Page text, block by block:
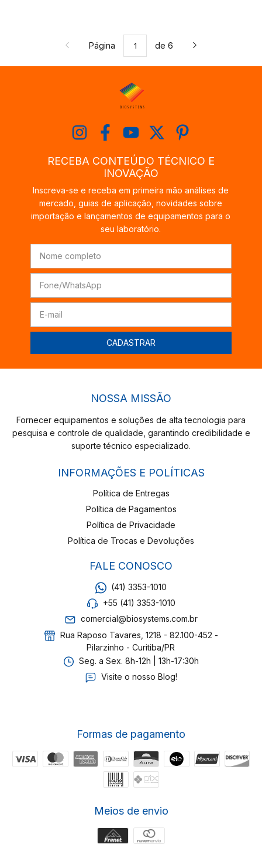
Página de 6
RECEBA CONTEÚDO TÉCNICO E
INOVAÇÃO
Inscreva-se e receba em primeira mão análises de
mercado, guias de aplicação, novidades sobre
importação e lançamentos de equipamentos para o
seu laboratório.
NOSSA MISSÃO
Fornecer equipamentos e soluções de alta tecnologia para
pesquisa e controle de qualidade, garantindo credibilidade e
suporte técnico especializado.
INFORMAÇÕES E POLÍTICAS
Política de Entregas
Política de Pagamentos
Política de Privacidade
Política de Trocas e Devoluções
FALE CONOSCO
(41) 3353-1010
+55 (41) 3353-1010
comercial@biosystems.com.br
Rua Raposo Tavares, 1218 - 82.100-452 -
Pilarzinho - Curitiba/PR
Seg. a Sex. 8h-12h | 13h-17:30h
Visite o nosso Blog!
Formas de pagamento
Meios de envio